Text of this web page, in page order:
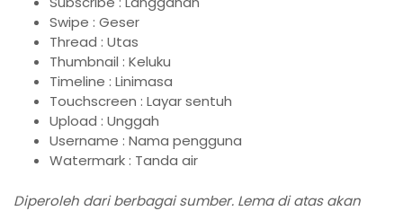
Swipe : Geser
Thread : Utas
Thumbnail : Keluku
Timeline : Linimasa
Touchscreen : Layar sentuh
Upload : Unggah
Username : Nama pengguna
Watermark : Tanda air
Diperoleh dari berbagai sumber. Lema di atas akan